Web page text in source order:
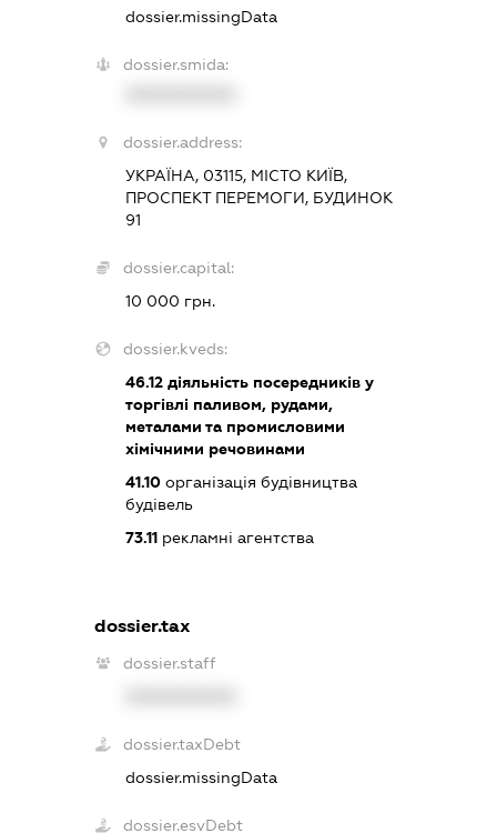
dossier.missingData
dossier.smida:
dossier.address:
УКРАЇНА, 03115, МІСТО КИЇВ,
ПРОСПЕКТ ПЕРЕМОГИ, БУДИНОК
91
dossier.capital:
10 000 грн.
dossier.kveds:
46.12 діяльність посередників у
торгівлі паливом, рудами,
металами та промисловими
хімічними речовинами
41.10 організація будівництва
будівель
73.11 рекламні агентства
dossier.tax
dossier.staff
dossier.taxDebt
dossier.missingData
dossier.esvDebt